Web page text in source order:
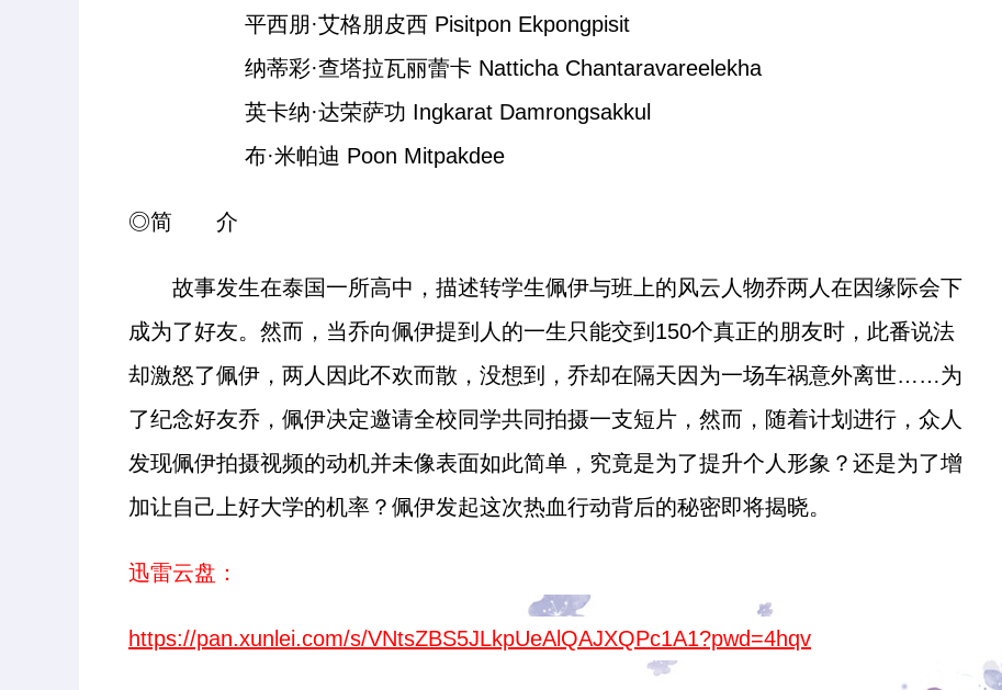
平西朋·艾格朋皮西 Pisitpon Ekpongpisit
纳蒂彩·查塔拉瓦丽蕾卡 Natticha Chantaravareelekha
英卡纳·达荣萨功 Ingkarat Damrongsakkul
布·米帕迪 Poon Mitpakdee
◎简 介
故事发生在泰国一所高中，描述转学生佩伊与班上的风云人物乔两人在因缘际会下
成为了好友。然而，当乔向佩伊提到人的一生只能交到150个真正的朋友时，此番说法
却激怒了佩伊，两人因此不欢而散，没想到，乔却在隔天因为一场车祸意外离世……为
了纪念好友乔，佩伊决定邀请全校同学共同拍摄一支短片，然而，随着计划进行，众人
发现佩伊拍摄视频的动机并未像表面如此简单，究竟是为了提升个人形象？还是为了增
加让自己上好大学的机率？佩伊发起这次热血行动背后的秘密即将揭晓。
迅雷云盘：
https://pan.xunlei.com/s/VNtsZBS5JLkpUeAlQAJXQPc1A1?pwd=4hqv